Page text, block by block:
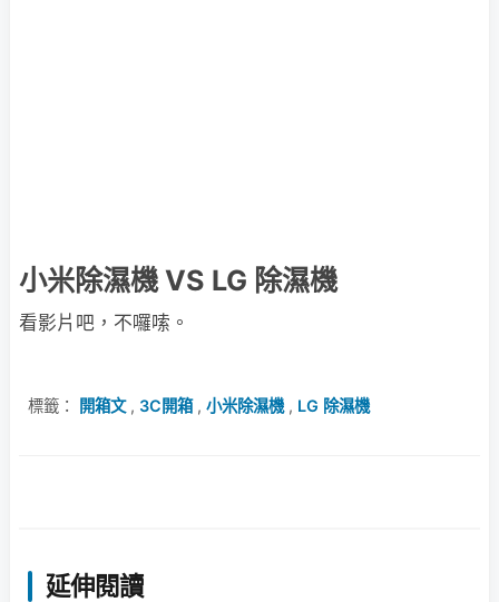
小米除濕機 VS LG 除濕機
看影片吧，不囉嗦。
標籤： 開箱文, 3C開箱, 小米除濕機, LG 除濕機
延伸閱讀